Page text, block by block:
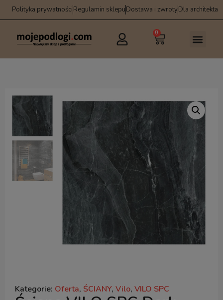
Polityka prywatnościRegulamin sklepuDostawa i zwrotyDla architekta
0
Kategorie: Oferta, ŚCIANY, Vilo, VILO SPC